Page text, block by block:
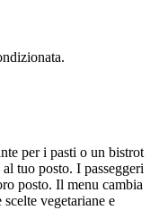
per i pasti o un bistrot
tuo posto. I passeggeri
posto. Il menu cambia
vegetariane e